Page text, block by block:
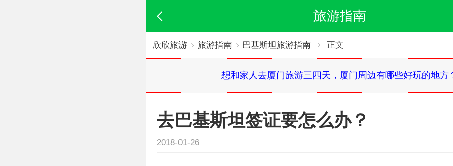
旅游指南
欣欣旅游 旅游指南 巴基斯坦旅游指南 正文
想和家人去厦门旅游三四天，厦门周边有哪些好玩的地方
去巴基斯坦签证要怎么办？
2018-01-26